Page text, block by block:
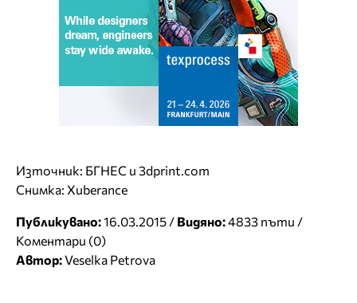
Източник: БГНЕС и 3dprint.com
Снимка: Xuberance
Публикувано:16.03.2015 / Видяно:4833 пъти /
Коментари (0)
Автор:Veselka Petrova